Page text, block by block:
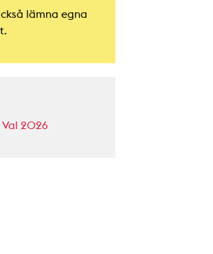
lämna egna
Val 2026